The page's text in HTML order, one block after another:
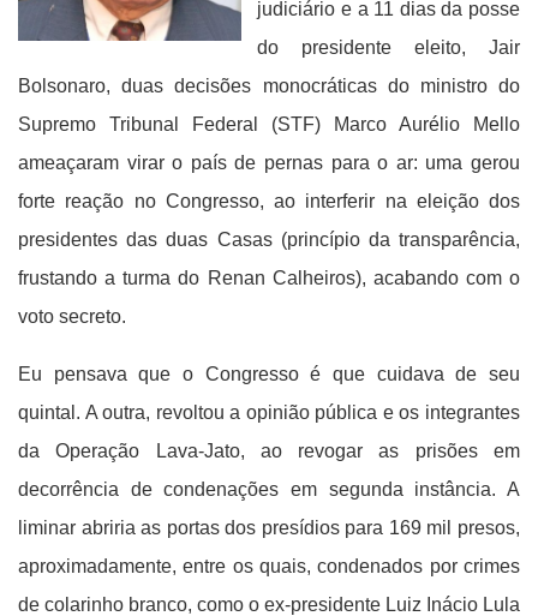
judiciário e a 11 dias da posse
do presidente eleito, Jair
Bolsonaro, duas decisões monocráticas do ministro do
Supremo Tribunal Federal (STF) Marco Aurélio Mello
ameaçaram virar o país de pernas para o ar: uma gerou
forte reação no Congresso, ao interferir na eleição dos
presidentes das duas Casas (princípio da transparência,
frustando a turma do Renan Calheiros), acabando com o
voto secreto.
Eu pensava que o Congresso é que cuidava de seu
quintal. A outra, revoltou a opinião pública e os integrantes
da Operação Lava-Jato, ao revogar as prisões em
decorrência de condenações em segunda instância. A
liminar abriria as portas dos presídios para 169 mil presos,
aproximadamente, entre os quais, condenados por crimes
de colarinho branco, como o ex-presidente Luiz Inácio Lula